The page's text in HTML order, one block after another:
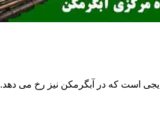
است که در آبگرمکن نیز رخ می دهد.